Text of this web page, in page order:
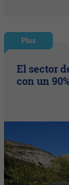
Plus
El sector
con un